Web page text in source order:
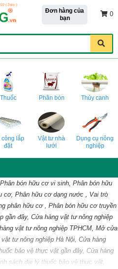
Đơn hàng của
bạn
0
Thuốc Phân bón Thủy canh
công lắp
đặt
Vật tư nhà
lưới
Dụng cụ nông
nghiệp
bón hữu cơ vi sinh, Phân bón hữu
cơ, Phân hữu cơ dạng nước , Vai trò
phân hữu cơ , Phân bón hữu cơ truyền
gần đây, Cửa hàng vật tư nông nghiệp
vật tư nông nghiệp TPHCM, Mở cửa
tư nông nghiệp Hà Nội, Cửa hàng
bảo vệ thực vật gần đây, Cửa hàng
sách đại lý thuốc bảo vệ thực vật,